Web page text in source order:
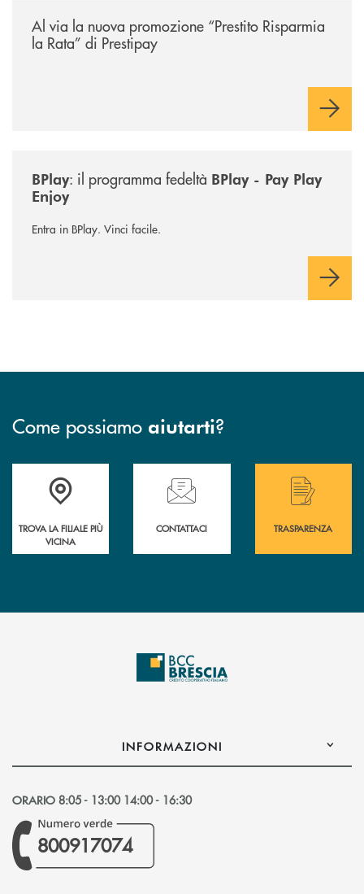
Al via la nuova promozione “Prestito Risparmia
la Rata” di Prestipay
BPlay: il programma fedeltà BPlay - Pay Play
Enjoy
Entra in BPlay. Vinci facile.
Come possiamo aiutarti?
Accedi all' elenco completo delle filiali .
TROVA LA FILIALE PIÙ
VICINA
Hai bisogno di assistenza immediata?
CONTATTACI
Hai bisogno di
TRASPARENZA
INFORMAZIONI
ORARIO 8:05 - 13:00 14:00 - 16:30
800917074